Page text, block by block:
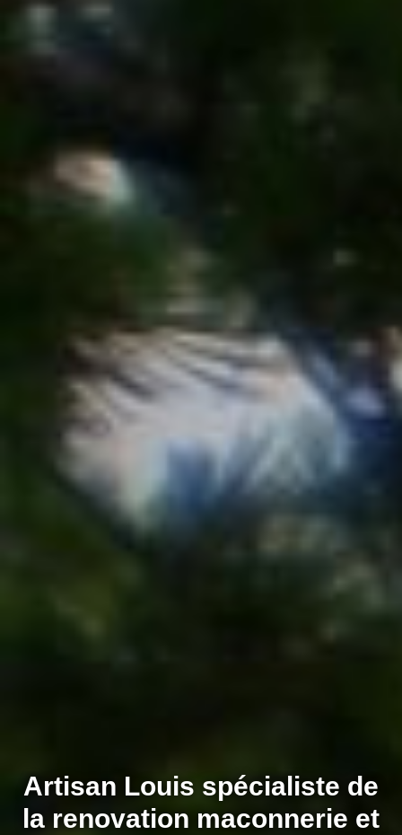
Artisan Louis spécialiste de
la renovation maconnerie et